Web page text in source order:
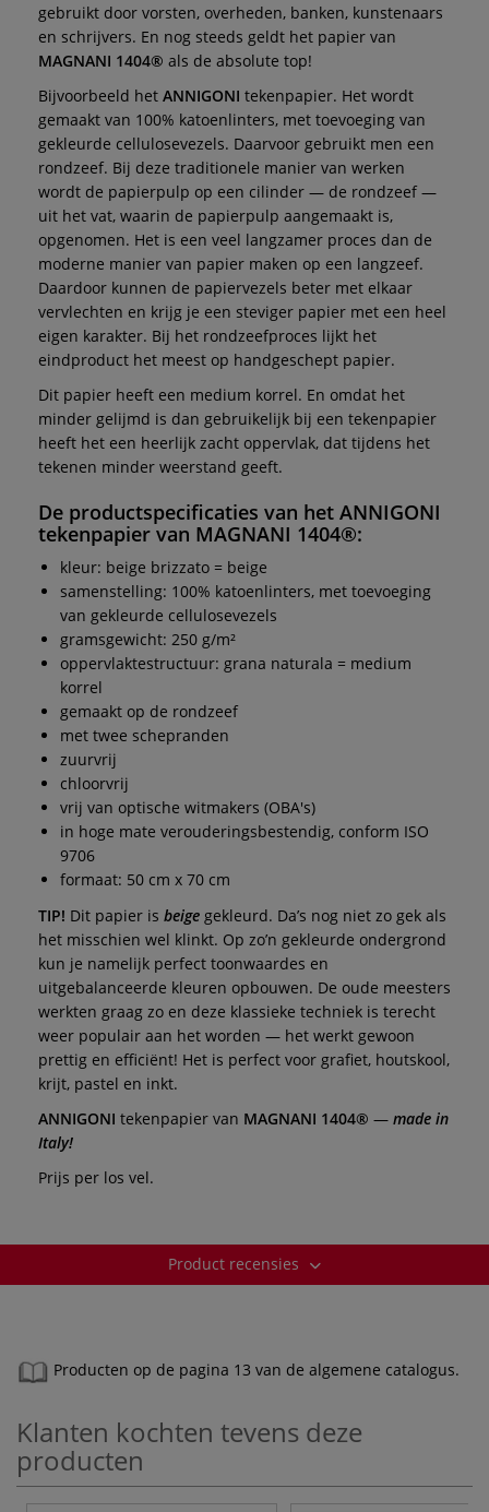
gebruikt door vorsten, overheden, banken, kunstenaars
en schrijvers. En nog steeds geldt het papier van
MAGNANI 1404® als de absolute top!
Bijvoorbeeld het ANNIGONI tekenpapier. Het wordt
gemaakt van 100% katoenlinters, met toevoeging van
gekleurde cellulosevezels. Daarvoor gebruikt men een
rondzeef. Bij deze traditionele manier van werken
wordt de papierpulp op een cilinder — de rondzeef —
uit het vat, waarin de papierpulp aangemaakt is,
opgenomen. Het is een veel langzamer proces dan de
moderne manier van papier maken op een langzeef.
Daardoor kunnen de papiervezels beter met elkaar
vervlechten en krijg je een steviger papier met een heel
eigen karakter. Bij het rondzeefproces lijkt het
eindproduct het meest op handgeschept papier.
Dit papier heeft een medium korrel. En omdat het
minder gelijmd is dan gebruikelijk bij een tekenpapier
heeft het een heerlijk zacht oppervlak, dat tijdens het
tekenen minder weerstand geeft.
De productspecificaties van het ANNIGONI
tekenpapier van MAGNANI 1404®:
kleur: beige brizzato = beige
samenstelling: 100% katoenlinters, met toevoeging
van gekleurde cellulosevezels
gramsgewicht: 250 g/m²
oppervlaktestructuur: grana naturala = medium
korrel
gemaakt op de rondzeef
met twee schepranden
zuurvrij
chloorvrij
vrij van optische witmakers (OBA's)
in hoge mate verouderingsbestendig, conform ISO
9706
formaat: 50 cm x 70 cm
TIP! Dit papier is beige gekleurd. Da’s nog niet zo gek als
het misschien wel klinkt. Op zo’n gekleurde ondergrond
kun je namelijk perfect toonwaardes en
uitgebalanceerde kleuren opbouwen. De oude meesters
werkten graag zo en deze klassieke techniek is terecht
weer populair aan het worden — het werkt gewoon
prettig en efficiënt! Het is perfect voor grafiet, houtskool,
krijt, pastel en inkt.
ANNIGONI tekenpapier van MAGNANI 1404® — made in
Italy!
Prijs per los vel.
Product recensies
Producten op de pagina 13 van de algemene catalogus.
Klanten kochten tevens deze
producten